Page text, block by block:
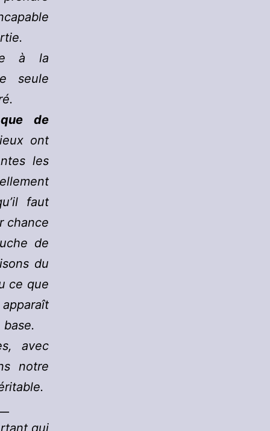
à la
seule
de
ont
les
faut
chance
de
du
ce que
avec
notre